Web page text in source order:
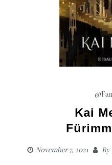
Kai
November 7, 2021 By